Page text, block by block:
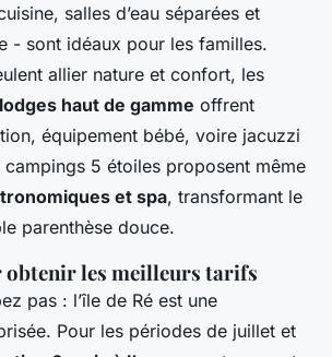
salles d’eau séparées et
- sont idéaux pour les familles.
allier nature et confort, les
lodges haut de gamme offrent
équipement bébé, voire jacuzzi
5 étoiles proposent même
et spa, transformant le
parenthèse douce.
les meilleurs tarifs
pas : l’île de Ré est une
Pour les périodes de juillet et